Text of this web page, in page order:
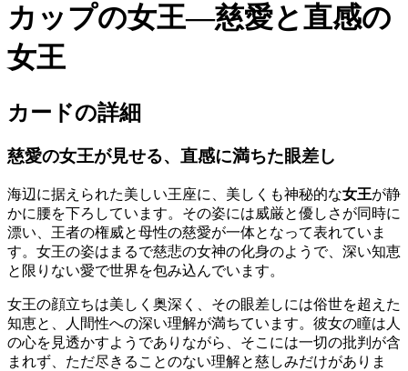
カップの女王―慈愛と直感の
女王
カードの詳細
慈愛の女王が見せる、直感に満ちた眼差し
海辺に据えられた美しい王座に、美しくも神秘的な女王が静
かに腰を下ろしています。その姿には威厳と優しさが同時に
漂い、王者の権威と母性の慈愛が一体となって表れていま
す。女王の姿はまるで慈悲の女神の化身のようで、深い知恵
と限りない愛で世界を包み込んでいます。
女王の顔立ちは美しく奥深く、その眼差しには俗世を超えた
知恵と、人間性への深い理解が満ちています。彼女の瞳は人
の心を見透かすようでありながら、そこには一切の批判が含
まれず、ただ尽きることのない理解と慈しみだけがありま